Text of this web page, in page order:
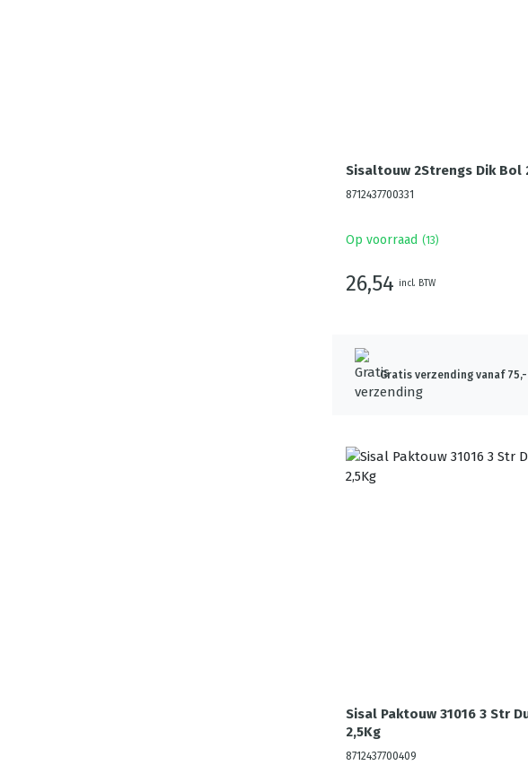
Sisaltouw 2Strengs Dik Bol
8712437700331
Op voorraad (13)
26,54 incl. BTW
Gratis verzending vanaf
Sisal Paktouw 31016 3 Str
2,5Kg
8712437700409